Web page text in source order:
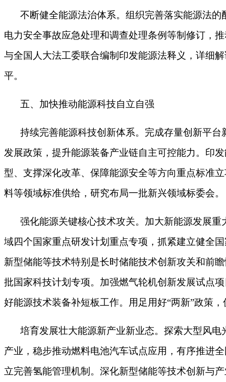
不断健全能源法治体系。组织完善落实能源法
电力安全事故应急处理和调查处理条例等制修订，
与全国人大法工委联合编制印发能源法释义，详细
平。
五、加快推动能源科技自立自强
持续完善能源科技创新体系。完成存量创新平台
发展政策，提升能源装备产业链自主可控能力。印
型、支撑深化改革、保障能源安全等方向重点标准
料等领域标准供给，研究布局一批新兴领域标委会。
强化能源关键核心技术攻关。加大新能源发展
域四个国家重点研发计划重点专项，抓紧建立健全
新型储能等技术特别是长时储能技术创新攻关和前
批国家科技计划专项。加强燃气轮机创新发展试点
好能源技术装备补短板工作。用足用好“两新”政策
培育发展壮大能源新产业新业态。探索大型风
产业，稳步推动燃料电池汽车试点应用，有序推进
立完善氢能管理机制。深化新型储能等技术创新与